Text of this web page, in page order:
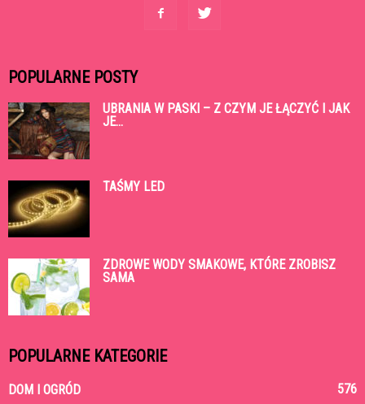
POPULARNE POSTY
UBRANIA W PASKI – Z CZYM JE ŁĄCZYĆ I JAK
JE...
TAŚMY LED
ZDROWE WODY SMAKOWE, KTÓRE ZROBISZ
SAMA
POPULARNE KATEGORIE
DOM I OGRÓD 576